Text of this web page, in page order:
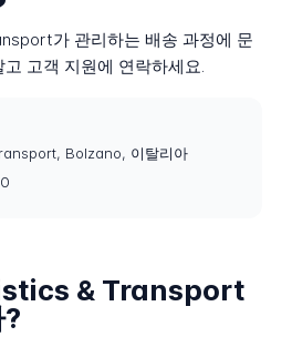
가 관리하는 배송 과정에 문
고객 지원에 연락하세요.
Bolzano, 이탈리아
& Transport